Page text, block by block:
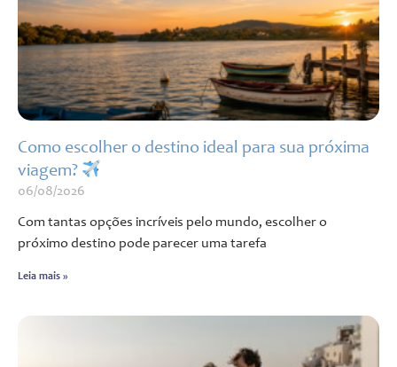
Como escolher o destino ideal para sua próxima
viagem?
06/08/2026
Com tantas opções incríveis pelo mundo, escolher o
próximo destino pode parecer uma tarefa
Leia mais »